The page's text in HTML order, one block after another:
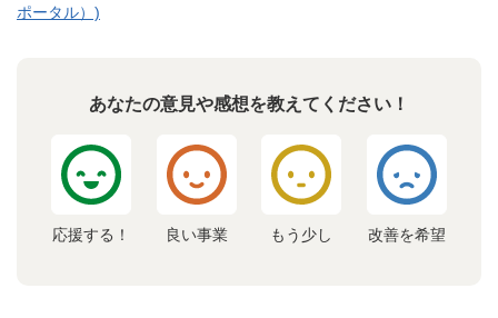
ポータル）)
あなたの意見や感想を教えてください！
応援する！ 良い事業 もう少し 改善を希望